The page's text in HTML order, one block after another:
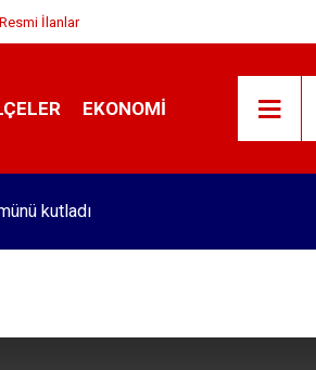
Resmi İlanlar
EKONOMI
kutladı